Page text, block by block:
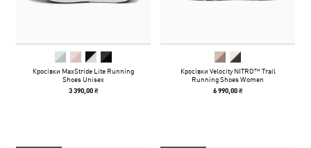
Кросівки MaxStride Lite Running
Shoes Unisex
3 390,00 ₴
Кросівки Velocity NITRO™ Trail
Running Shoes Women
6 990,00 ₴